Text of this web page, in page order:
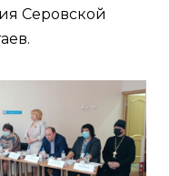
Серовской